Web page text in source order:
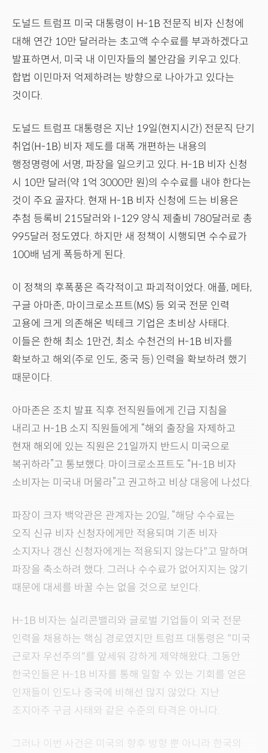
도널드 트럼프 미국 대통령이 H-1B 전문직 비자 신청에
대해 연간 10만 달러라는 초고액 수수료를 부과하겠다고
발표하면서, 미국 내 이민자들의 불안감을 키우고 있다.
합법 이민마저 억제하려는 방향으로 나아가고 있다는
것이다.
도널드 트럼프 대통령은 지난 19일(현지시간) 전문직 단기
취업(H-1B) 비자 제도를 대폭 개편하는 내용의
행정명령에 서명, 파장을 일으키고 있다. H-1B 비자 신청
시 10만 달러(약 1억 3000만 원)의 수수료를 내야 한다는
것이 주요 골자다. 현재 H-1B 비자 신청에 드는 비용은
추첨 등록비 215달러와 I-129 양식 제출비 780달러로 총
995달러 정도였다. 하지만 새 정책이 시행되면 수수료가
100배 넘게 폭등하게 된다.
이 정책의 후폭풍은 즉각적이고 파괴적이었다. 애플, 메타,
구글 아마존, 마이크로소프트(MS) 등 외국 전문 인력
고용에 크게 의존해온 빅테크 기업은 초비상 사태다.
이들은 한해 최소 1만건, 최소 수천건의 H-1B 비자를
확보하고 해외(주로 인도, 중국 등) 인력을 확보하려 했기
때문이다.
아마존은 조치 발표 직후 전직원들에게 긴급 지침을
내리고 H-1B 소지 직원들에게 “해외 출장을 자제하고
현재 해외에 있는 직원은 21일까지 반드시 미국으로
복귀하라”고 통보했다. 마이크로소프트도 “H-1B 비자
소비자는 미국내 머물라”고 권고하고 비상 대응에 나섰다.
파장이 크자 백악관은 관계자는 20일, “해당 수수료는
오직 신규 비자 신청자에게만 적용되며 기존 비자
소지자나 갱신 신청자에게는 적용되지 않는다"고 말하며
파장을 축소하려 했다. 그러나 수수료가 없어지지는 않기
때문에 대세를 바꿀 수는 없을 것으로 보인다.
H-1B 비자는 실리콘밸리와 글로벌 기업들이 외국 전문
인력을 채용하는 핵심 경로였지만 트럼프 대통령은 "미국
근로자 우선주의"를 앞세워 강하게 제약해왔다. 그동안
한국인들은 H-1B 비자를 통해 일할 수 있는 기회를 얻은
인재들이 인도나 중국에 비해선 많지 않았다. 지난
조지아주 구금 사태와 같은 수준의 타격은 아니다.
그러나 이번 사건은 미국의 향후 방향 뿐 아니라 한국의